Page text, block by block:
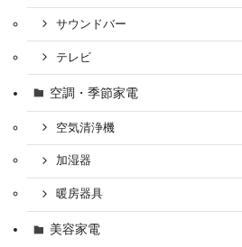
サウンドバー
テレビ
空調・季節家電
空気清浄機
加湿器
暖房器具
美容家電